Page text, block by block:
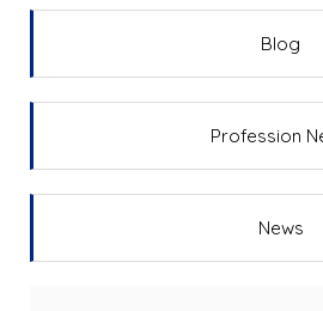
Blog
Profession
News